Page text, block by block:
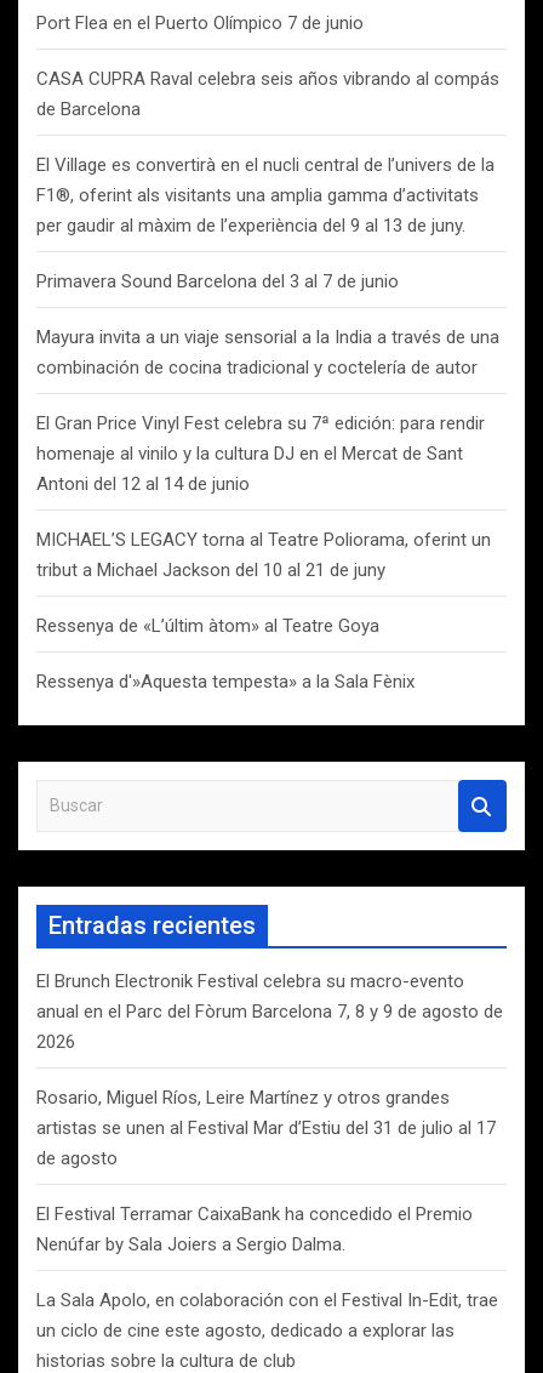
Port Flea en el Puerto Olímpico 7 de junio
CASA CUPRA Raval celebra seis años vibrando al compás
de Barcelona
El Village es convertirà en el nucli central de l’univers de la
F1®, oferint als visitants una amplia gamma d’activitats
per gaudir al màxim de l’experiència del 9 al 13 de juny.
Primavera Sound Barcelona del 3 al 7 de junio
Mayura invita a un viaje sensorial a la India a través de una
combinación de cocina tradicional y coctelería de autor
El Gran Price Vinyl Fest celebra su 7ª edición: para rendir
homenaje al vinilo y la cultura DJ en el Mercat de Sant
Antoni del 12 al 14 de junio
MICHAEL’S LEGACY torna al Teatre Poliorama, oferint un
tribut a Michael Jackson del 10 al 21 de juny
Ressenya de «L’últim àtom» al Teatre Goya
Ressenya d'»Aquesta tempesta» a la Sala Fènix
s
c
r
Entradas recientes
El Brunch Electronik Festival celebra su macro-evento
anual en el Parc del Fòrum Barcelona 7, 8 y 9 de agosto de
2026
Rosario, Miguel Ríos, Leire Martínez y otros grandes
artistas se unen al Festival Mar d’Estiu del 31 de julio al 17
de agosto
El Festival Terramar CaixaBank ha concedido el Premio
Nenúfar by Sala Joiers a Sergio Dalma.
La Sala Apolo, en colaboración con el Festival In-Edit, trae
un ciclo de cine este agosto, dedicado a explorar las
historias sobre la cultura de club